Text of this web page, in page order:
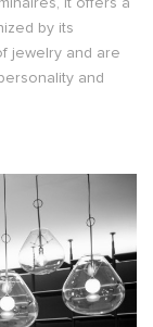
it offers a
by its
jewelry and are
and